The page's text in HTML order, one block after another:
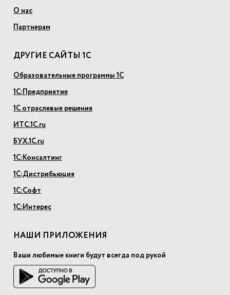
О нас
Партнерам
ДРУГИЕ САЙТЫ 1С
Образовательные программы 1С
1С:Предприятие
1С отраслевые решения
ИТС.1С.ru
БУХ.1С.ru
1С:Консалтинг
1С:Дистрибьюция
1С:Софт
1С:Интерес
НАШИ ПРИЛОЖЕНИЯ
Ваши любимые книги будут всегда под рукой